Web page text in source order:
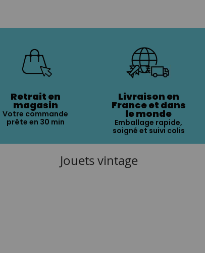
Retrait en
magasin
Votre commande
prête en 30 min
Livraison en
France et dans
le monde
Emballage rapide,
soigné et suivi colis
Jouets vintage